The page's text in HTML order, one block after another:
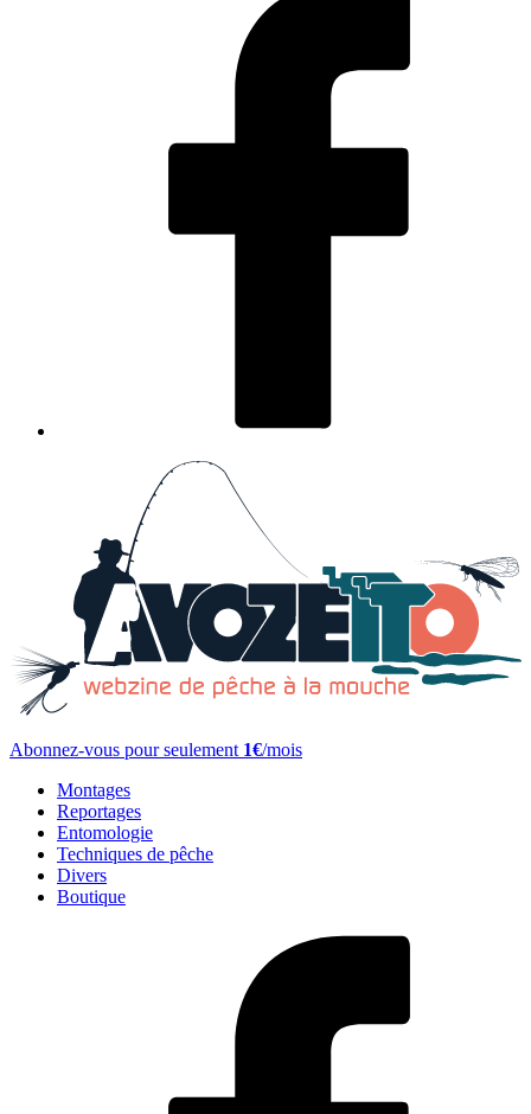
Abonnez-vous pour seulement 1€/mois
Montages
Reportages
Entomologie
Techniques de pêche
Divers
Boutique